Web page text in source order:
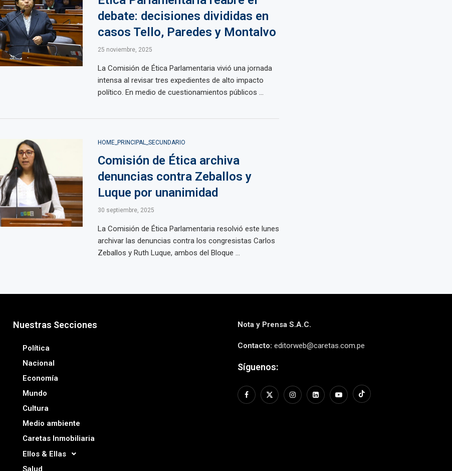
debate: decisiones divididas en
casos Tello, Paredes y Montalvo
25 noviembre, 2025
La Comisión de Ética Parlamentaria vivió una jornada
intensa al revisar tres expedientes de alto impacto
político. En medio de cuestionamientos públicos ...
HOME_PRINCIPAL_SECUNDARIO
Comisión de Ética archiva
denuncias contra Zeballos y
Luque por unanimidad
30 septiembre, 2025
La Comisión de Ética Parlamentaria resolvió este lunes
archivar las denuncias contra los congresistas Carlos
Zeballos y Ruth Luque, ambos del Bloque ...
Nuestras Secciones
Política
Nacional
Economía
Mundo
Cultura
Medio ambiente
Caretas Inmobiliaria
Ellos & Ellas
Salud
Nota y Prensa S.A.C.
Contacto: editorweb@caretas.com.pe
Síguenos: